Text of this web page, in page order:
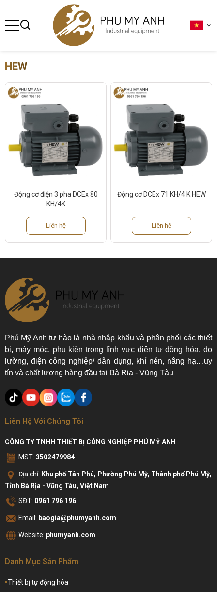
HEW
Động cơ điện 3 pha DCEx 80
KH/4K
Liên hệ
Động cơ DCEx 71 KH/4 K HEW
Liên hệ
Phú Mỹ Anh tự hào là nhà nhập khẩu và phân phối các thiết
bị, máy móc, phụ kiện trong lĩnh vực điện tự động hóa, đo
lường, điện công nghiệp/ dân dụng, khí nén, nâng hạ....uy
tín và chất lượng hàng đầu tại Bà Rịa - Vũng Tàu
Liên Hệ Với Chúng Tôi
CÔNG TY TNHH THIẾT BỊ CÔNG NGHIỆP PHÚ MỸ ANH
MST: 3502479984
Địa chỉ: Khu phố Tân Phú, Phường Phú Mỹ, Thành phố Phú Mỹ,
Tỉnh Bà Rịa - Vũng Tàu, Việt Nam
SĐT: 0961 796 196
Email: baogia@phumyanh.com
Website: phumyanh.com
Danh Mục Sản Phẩm
Thiết bị tự động hóa